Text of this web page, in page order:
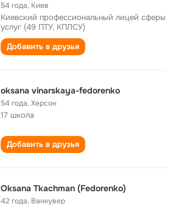
54 года, Киев
Киевский профессиональный лицей сферы
услуг (49 ПТУ, КПЛСУ)
Добавить в друзья
oksana vinarskaya-fedorenko
54 года,Херсон
17 школа
Добавить в друзья
Oksana Tkachman (Fedorenko)
42 года, Ванкувер